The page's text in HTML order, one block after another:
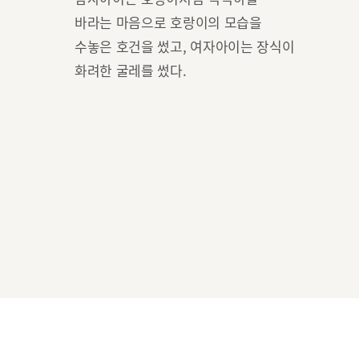
바라는 마음으로 호랑이의 모습을
수놓은 호건을 썼고, 여자아이는 장식이
화려한 굴레를 썼다.